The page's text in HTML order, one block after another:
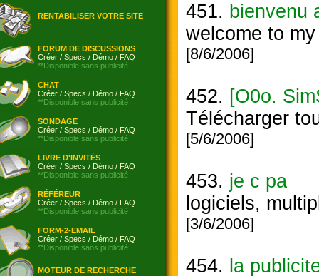
RENTABILISER VOTRE SITE
FORUM DE DISCUSSIONS
Créer / Specs / Démo / FAQ
**Disponible sans publicité
CHAT
Créer / Specs / Démo / FAQ
**Disponible sans publicité
SONDAGE
Créer / Specs / Démo / FAQ
**Disponible sans publicité
LIVRE D'INVITÉS
Créer / Specs / Démo / FAQ
**Disponible sans publicité
RÉFÉREUR
Créer / Specs / Démo / FAQ
**Disponible sans publicité
FORM-2-EMAIL
Créer / Specs / Démo / FAQ
**Disponible sans publicité
MOTEUR DE RECHERCHE
451. bienvenu
welcome to
[8/6/2006]
452. [O0o.
Télécharger
[5/6/2006]
453. je c pa
logiciels,
[3/6/2006]
454. la